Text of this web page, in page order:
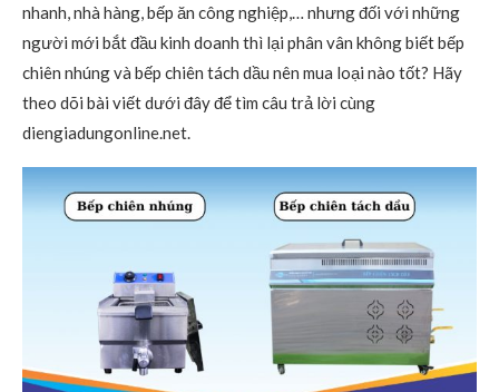
nhanh, nhà hàng, bếp ăn công nghiệp,… nhưng đối với những
người mới bắt đầu kinh doanh thì lại phân vân không biết bếp
chiên nhúng và bếp chiên tách dầu nên mua loại nào tốt? Hãy
theo dõi bài viết dưới đây để tìm câu trả lời cùng
diengiadungonline.net.